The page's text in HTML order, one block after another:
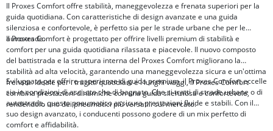
Il Proxes Comfort offre stabilità, maneggevolezza e frenata superiori per la
guida quotidiana. Con caratteristiche di design avanzate e una guida
silenziosa e confortevole, è perfetto sia per le strade urbane che per le
autostrade.
Il Proxes Comfort è progettato per offrire livelli premium di stabilità e
comfort per una guida quotidiana rilassata e piacevole. Il nuovo composto
del battistrada e la struttura interna del Proxes Comfort migliorano la
stabilità ad alta velocità, garantendo una maneggevolezza sicura e un'ottima
frenata. Ideale per i tragitti quotidiani e i lunghi viaggi, il Proxes Comfort
combina prestazioni dinamiche con una guida silenziosa e confortevole,
rendendolo uno dei pneumatici più versatili sul mercato.
Sviluppato per offrire esperienze di guida premium, il Proxes Comfort eccelle
sia in condizioni di asciutto che di bagnato. Che si tratti di strade urbane o di
autostrade, questo pneumatico assicura prestazioni fluide e stabili. Con il
suo design avanzato, i conducenti possono godere di un mix perfetto di
comfort e affidabilità.